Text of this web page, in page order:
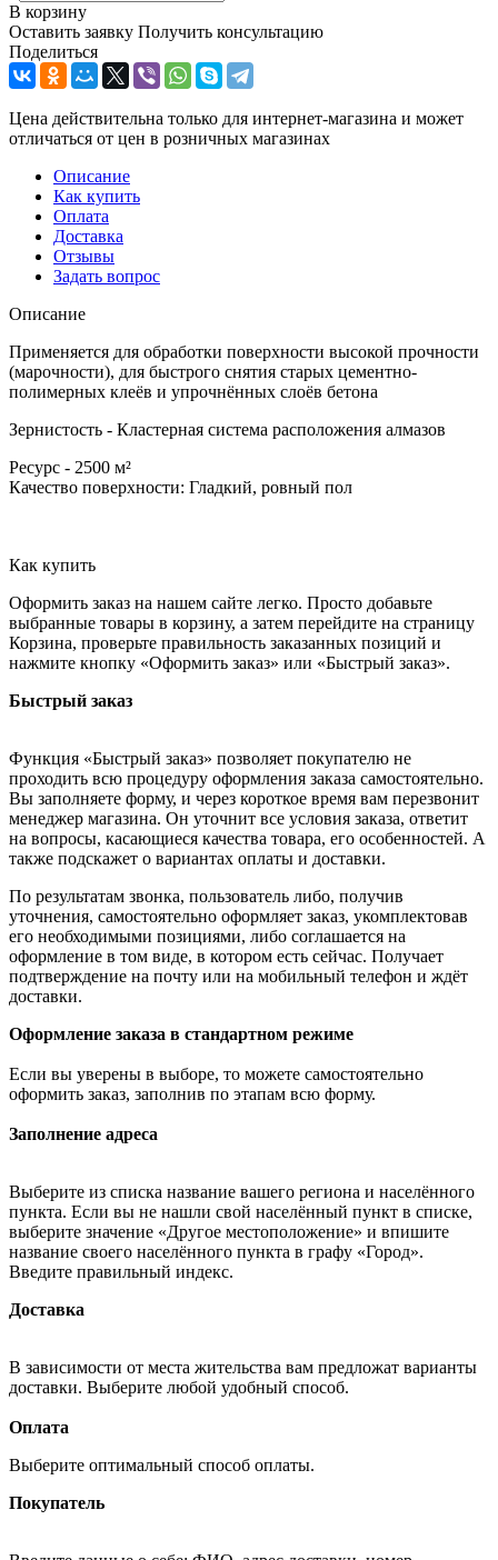
В корзину
Оставить заявку Получить консультацию
Поделиться
Цена действительна только для интернет-магазина и может
отличаться от цен в розничных магазинах
Описание
Как купить
Оплата
Доставка
Отзывы
Задать вопрос
Описание
Применяется для обработки поверхности высокой прочности
(марочности), для быстрого снятия старых цементно-
полимерных клеёв и упрочнённых слоёв бетона
Зернистость - Кластерная система расположения алмазов
Ресурс - 2500 м²
Качество поверхности: Гладкий, ровный пол
Как купить
Оформить заказ на нашем сайте легко. Просто добавьте
выбранные товары в корзину, а затем перейдите на страницу
Корзина, проверьте правильность заказанных позиций и
нажмите кнопку «Оформить заказ» или «Быстрый заказ».
Быстрый заказ
Функция «Быстрый заказ» позволяет покупателю не
проходить всю процедуру оформления заказа самостоятельно.
Вы заполняете форму, и через короткое время вам перезвонит
менеджер магазина. Он уточнит все условия заказа, ответит
на вопросы, касающиеся качества товара, его особенностей. А
также подскажет о вариантах оплаты и доставки.
По результатам звонка, пользователь либо, получив
уточнения, самостоятельно оформляет заказ, укомплектовав
его необходимыми позициями, либо соглашается на
оформление в том виде, в котором есть сейчас. Получает
подтверждение на почту или на мобильный телефон и ждёт
доставки.
Оформление заказа в стандартном режиме
Если вы уверены в выборе, то можете самостоятельно
оформить заказ, заполнив по этапам всю форму.
Заполнение адреса
Выберите из списка название вашего региона и населённого
пункта. Если вы не нашли свой населённый пункт в списке,
выберите значение «Другое местоположение» и впишите
название своего населённого пункта в графу «Город».
Введите правильный индекс.
Доставка
В зависимости от места жительства вам предложат варианты
доставки. Выберите любой удобный способ.
Оплата
Выберите оптимальный способ оплаты.
Покупатель